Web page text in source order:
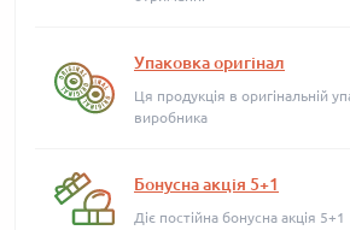
Упаковка оригінал
Ця продукція в оригінальній
виробника
Бонусна акція 5+1
Діє постійна бонусна акція 5+1